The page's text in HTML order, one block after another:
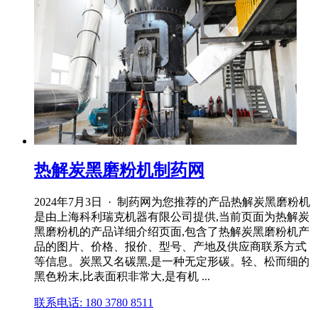
热解炭黑磨粉机制药网
2024年7月3日 · 制药网为您推荐的产品热解炭黑磨粉机
是由上海科利瑞克机器有限公司提供,当前页面为热解炭
黑磨粉机的产品详细介绍页面,包含了热解炭黑磨粉机产
品的图片、价格、报价、型号、产地及供应商联系方式
等信息。炭黑又名碳黑,是一种无定形碳。轻、松而细的
黑色粉末,比表面积非常大,是有机 ...
联系电话: 180 3780 8511